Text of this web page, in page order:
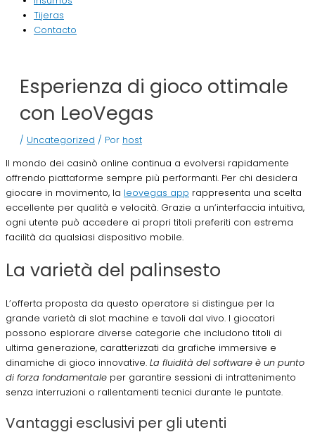
Tijeras
Contacto
Esperienza di gioco ottimale
con LeoVegas
/ Uncategorized / Por host
Il mondo dei casinò online continua a evolversi rapidamente
offrendo piattaforme sempre più performanti. Per chi desidera
giocare in movimento, la leovegas app rappresenta una scelta
eccellente per qualità e velocità. Grazie a un’interfaccia intuitiva,
ogni utente può accedere ai propri titoli preferiti con estrema
facilità da qualsiasi dispositivo mobile.
La varietà del palinsesto
L’offerta proposta da questo operatore si distingue per la
grande varietà di slot machine e tavoli dal vivo. I giocatori
possono esplorare diverse categorie che includono titoli di
ultima generazione, caratterizzati da grafiche immersive e
dinamiche di gioco innovative. La fluidità del software è un punto
di forza fondamentale per garantire sessioni di intrattenimento
senza interruzioni o rallentamenti tecnici durante le puntate.
Vantaggi esclusivi per gli utenti